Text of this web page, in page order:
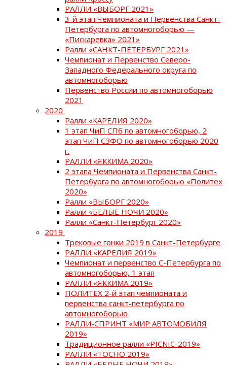
РАЛЛИ «ВЫБОРГ 2021»
3-й этап Чемпионата и Первенства Санкт-
Петербурга по автомногоборью —
«Пискаревка» 2021»
Ралли «САНКТ-ПЕТЕРБУРГ 2021»
Чемпионат и Первенство Северо-
Западного Федерального округа по
автомногоборью
Первенство России по автомногоборью
2021
2020
Ралли «КАРЕЛИЯ 2020»
1 этап ЧиП СПб по автомногоборью, 2
этап ЧиП СЗФО по автомногоборью 2020
г.
РАЛЛИ «ЯККИМА 2020»
2 этапа Чемпионата и Первенства Санкт-
Петербурга по автомногоборью «Политех
2020»
Ралли «ВЫБОРГ 2020»
Ралли «БЕЛЫЕ НОЧИ 2020»
Ралли «Санкт-Петербург 2020»
2019
Трековые гонки 2019 в Санкт-Петербурге
РАЛЛИ «КАРЕЛИЯ 2019»
Чемпионат и первенство С-Петербурга по
автомногоборью, 1 этап
РАЛЛИ «ЯККИМА 2019»
ПОЛИТЕХ 2-й этап чемпионата и
первенства санкт-петербурга по
автомногоборью
РАЛЛИ-СПРИНТ «МИР АВТОМОБИЛЯ
2019»
Традиционное ралли «PICNIC-2019»
РАЛЛИ «ТОСНО 2019»